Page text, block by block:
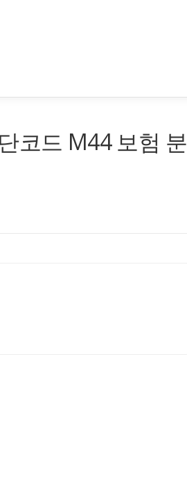
코드 M44 보험 분